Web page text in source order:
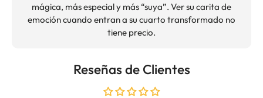
mágica, más especial y más “suya”. Ver su carita de
emoción cuando entran a su cuarto transformado no
tiene precio.
Reseñas de Clientes